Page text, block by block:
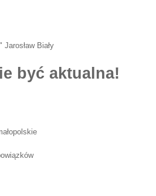
Biały
być aktualna!